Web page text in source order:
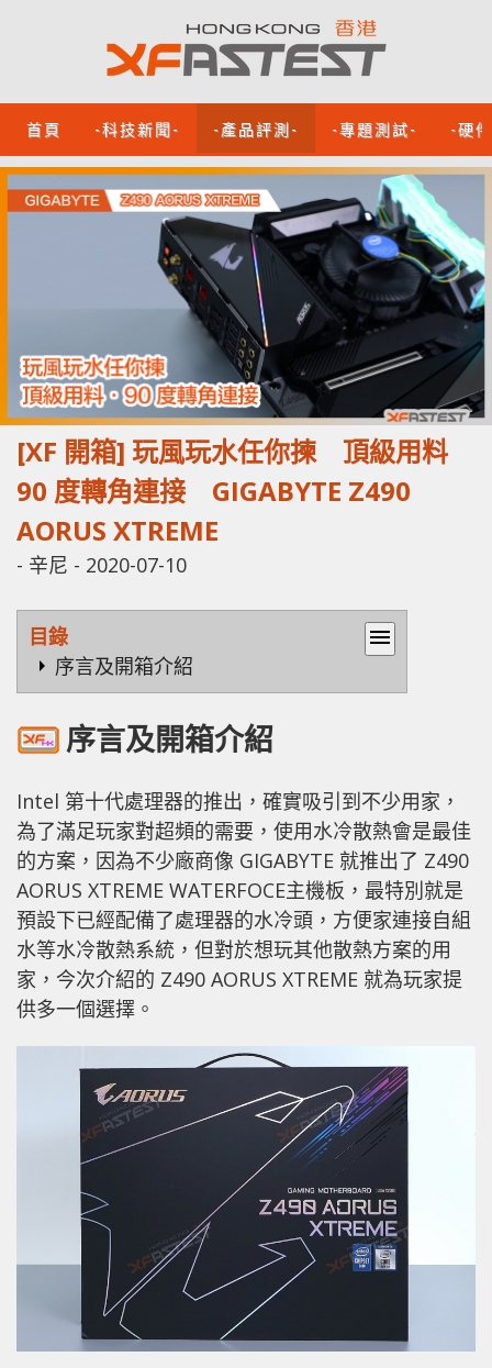
首頁 -科技新聞- -產品評測- -專題測試- -硬
[XF 開箱] 玩風玩水任你揀 頂級用料
90 度轉角連接 GIGABYTE Z490
AORUS XTREME
- 辛尼 - 2020-07-10
目錄
menu
序言及開箱介紹
序言及開箱介紹
Intel 第十代處理器的推出，確實吸引到不少用家，
為了滿足玩家對超頻的需要，使用水冷散熱會是最佳
的方案，因為不少廠商像 GIGABYTE 就推出了 Z490
AORUS XTREME WATERFOCE主機板，最特別就是
預設下已經配備了處理器的水冷頭，方便家連接自組
水等水冷散熱系統，但對於想玩其他散熱方案的用
家，今次介紹的 Z490 AORUS XTREME 就為玩家提
供多一個選擇。